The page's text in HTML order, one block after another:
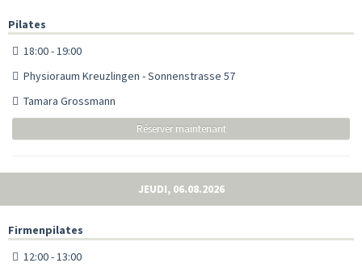
Pilates
18:00 - 19:00
Physioraum Kreuzlingen - Sonnenstrasse 57
Tamara Grossmann
Réserver maintenant
JEUDI, 06.08.2026
Firmenpilates
12:00 - 13:00